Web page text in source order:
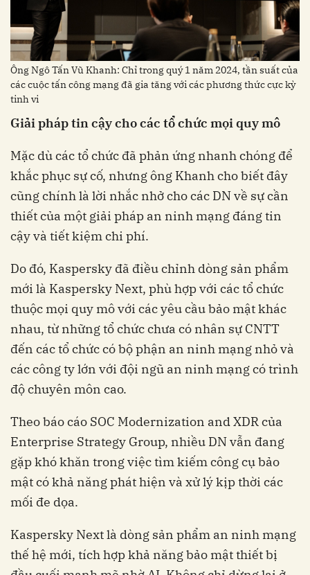
Ông Ngô Tấn Vũ Khanh: Chỉ trong quý 1 năm 2024, tần suất của
các cuộc tấn công mạng đã gia tăng với các phương thức cực kỳ
tinh vi
Giải pháp tin cậy cho các tổ chức mọi quy mô
Mặc dù các tổ chức đã phản ứng nhanh chóng để
khắc phục sự cố, nhưng ông Khanh cho biết đây
cũng chính là lời nhắc nhở cho các DN về sự cần
thiết của một giải pháp an ninh mạng đáng tin
cậy và tiết kiệm chi phí.
Do đó, Kaspersky đã điều chỉnh dòng sản phẩm
mới là Kaspersky Next, phù hợp với các tổ chức
thuộc mọi quy mô với các yêu cầu bảo mật khác
nhau, từ những tổ chức chưa có nhân sự CNTT
đến các tổ chức có bộ phận an ninh mạng nhỏ và
các công ty lớn với đội ngũ an ninh mạng có trình
độ chuyên môn cao.
Theo báo cáo SOC Modernization and XDR của
Enterprise Strategy Group, nhiều DN vẫn đang
gặp khó khăn trong việc tìm kiếm công cụ bảo
mật có khả năng phát hiện và xử lý kịp thời các
mối đe dọa.
Kaspersky Next là dòng sản phẩm an ninh mạng
thế hệ mới, tích hợp khả năng bảo mật thiết bị